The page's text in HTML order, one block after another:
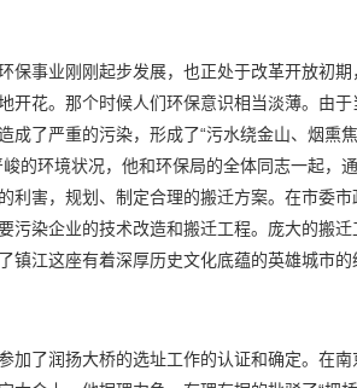
保事业刚刚起步发展，也正处于改革开放初期
开花。那个时候人们环保意识相当淡薄。由
成了严重的污染，形成了“污水绕金山、烟熏
的环境状况，他和环保局的全体同志一起，
利害，规划、制定合理的搬迁方案。在市委
污染企业的技术改造和搬迁工程。庞大的搬
镇江这座有着深厚历史文化底蕴的英雄城市
加了润扬大桥的选址工作的认证和确定。在